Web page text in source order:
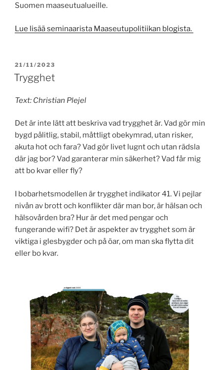
Suomen maaseutualueille.
Lue lisää seminaarista Maaseutupolitiikan blogista.
PUBLICERAT
21/11/2023
Trygghet
Text: Christian Plejel
Det är inte lätt att beskriva vad trygghet är. Vad gör min
bygd pålitlig, stabil, måttligt obekymrad, utan risker,
akuta hot och fara? Vad gör livet lugnt och utan rädsla
där jag bor? Vad garanterar min säkerhet? Vad får mig
att bo kvar eller fly?
I bobarhetsmodellen är trygghet indikator 41. Vi pejlar
nivån av brott och konflikter där man bor, är hälsan och
hälsovården bra? Hur är det med pengar och
fungerande wifi? Det är aspekter av trygghet som är
viktiga i glesbygder och på öar, om man ska flytta dit
eller bo kvar.